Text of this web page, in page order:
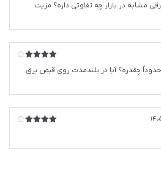
از 5
مشابه در بازار چه تفاوتی داره؟ مزیت
از 5
چقدره؟ آیا در بلندمدت روی قبض برق